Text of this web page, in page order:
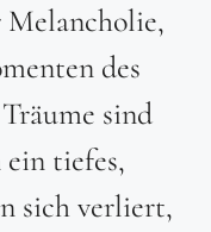
Melancholie,
des
sind
tiefes,
sich verliert,